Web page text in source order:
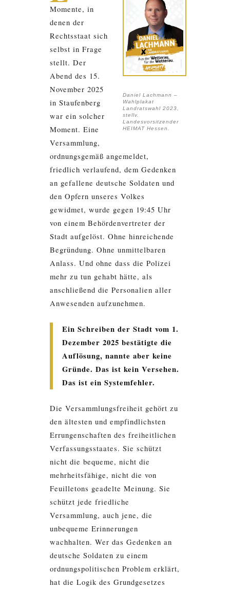
Daniel Lachmann –
Wahlplakat
Landratswahl 2023,
stellv.
Landesvorsitzender
HEIMAT Hessen.
Momente, in
denen der
Rechtsstaat sich
selbst in Frage
stellt. Der
Abend des 15.
November 2025
in Staufenberg
war ein solcher
Moment. Eine
Versammlung,
ordnungsgemäß angemeldet,
friedlich verlaufend, dem Gedenken
an gefallene deutsche Soldaten und
den Opfern unseres Volkes
gewidmet, wurde gegen 19:45 Uhr
von einem Behördenvertreter der
Stadt aufgelöst. Ohne hinreichende
Begründung. Ohne unmittelbaren
Anlass. Und ohne dass die Polizei
mehr zu tun gehabt hätte, als
anschließend die Personalien aller
Anwesenden aufzunehmen.
Ein Schreiben der Stadt vom 1.
Dezember 2025 bestätigte die
Auflösung, nannte aber keine
Gründe. Das ist kein Versehen.
Das ist ein Systemfehler.
Die Versammlungsfreiheit gehört zu
den ältesten und empfindlichsten
Errungenschaften des freiheitlichen
Verfassungsstaates. Sie schützt
nicht die bequeme, nicht die
mehrheitsfähige, nicht die von
Feuilletons geadelte Meinung. Sie
schützt jede friedliche
Versammlung, auch jene, die
unbequeme Erinnerungen
wachhalten. Wer das Gedenken an
deutsche Soldaten zu einem
ordnungspolitischen Problem erklärt,
hat die Logik des Grundgesetzes